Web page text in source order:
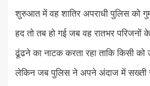
शुरुआत में वह शातिर अपराधी पुलिस को
हद तो तब हो गई जब वह रातभर परिजनों
ढूंढने का नाटक करता रहा ताकि किसी
लेकिन जब पुलिस ने अपने अंदाज में सख्ती